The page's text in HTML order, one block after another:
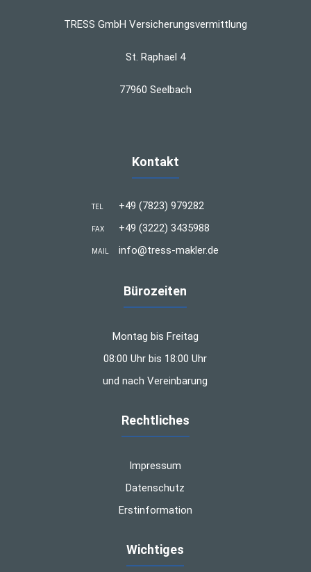
TRESS GmbH Versicherungsvermittlung
St. Raphael 4
77960 Seelbach
Kontakt
TEL +49 (7823) 979282
FAX +49 (3222) 3435988
MAIL info@tress-makler.de
Bürozeiten
Montag bis Freitag
08:00 Uhr bis 18:00 Uhr
und nach Vereinbarung
Rechtliches
Impressum
Datenschutz
Erstinformation
Wichtiges